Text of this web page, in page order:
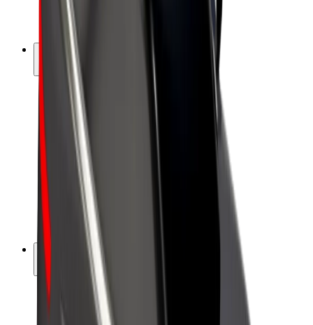
Sähköpyörät
Bolt Plus
Tienaa Boltilla
Kuljettajat
Kuljettajan ansiot
Ruokalähetit
Lähetin ansiot
Bolt Food -kauppiaat
Fleeteille
Franchiset
Yritys
Työpaikat
Lisätietoja Boltista